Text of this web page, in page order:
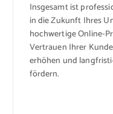
Insgesamt ist
in die Zukunft Ihres
hochwertige Online-
Vertrauen Ihrer
erhöhen und
fördern.